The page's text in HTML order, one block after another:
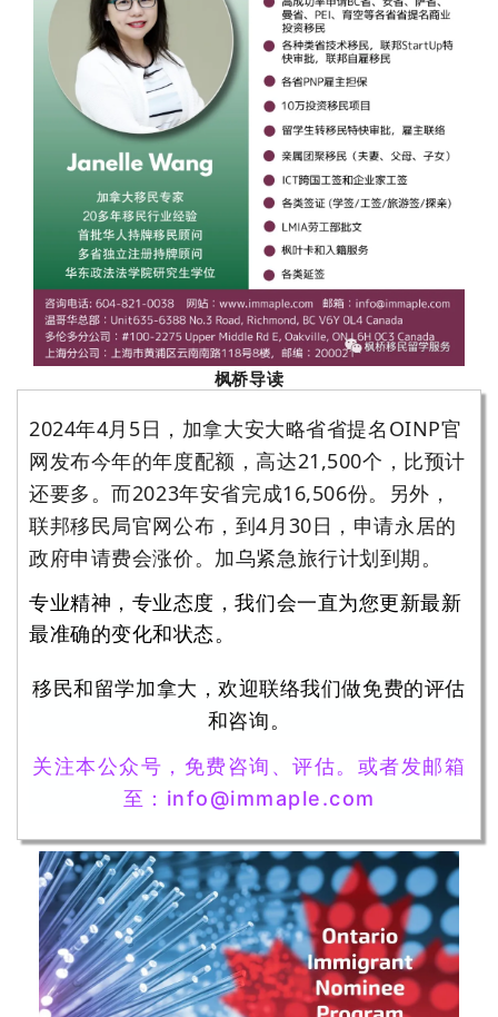
枫桥导读
2024年4月5日，加拿大安大略省省提名OINP官
网发布今年的年度配额，高达21,500个，比预计
还要多。而2023年安省完成16,506份。另外，
联邦移民局官网公布，到4月30日，申请永居的
政府申请费会涨价。加乌紧急旅行计划到期。
专业精神，专业态度，我们会一直为您更新最新
最准确的变化和状态。
移民和留学加拿大，欢迎联络我们做免费的评估
和咨询。
关注本公众号，免费咨询、评估。 或者发邮箱
至： info@immaple.com